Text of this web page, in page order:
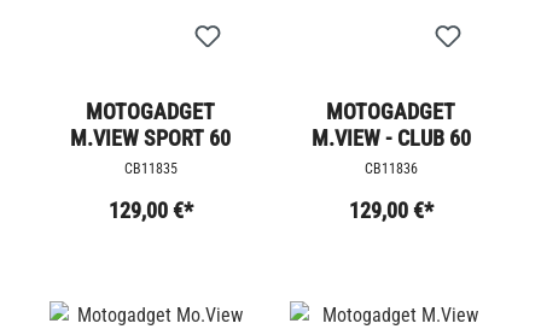
MOTOGADGET
M.VIEW SPORT 60
CB11835
129,00 €*
MOTOGADGET
M.VIEW - CLUB 60
CB11836
129,00 €*